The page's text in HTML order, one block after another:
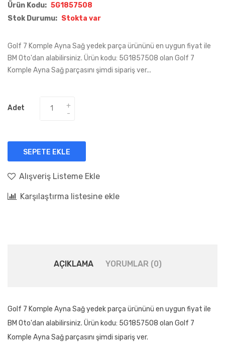
Ürün Kodu: 5G1857508
Stok Durumu: Stokta var
Golf 7 Komple Ayna Sağ yedek parça ürününü en uygun fiyat ile
BM Oto'dan alabilirsiniz. Ürün kodu: 5G1857508 olan Golf 7
Komple Ayna Sağ parçasını şimdi sipariş ver...
Adet
SEPETE EKLE
Alışveriş Listeme Ekle
Karşılaştırma listesine ekle
AÇIKLAMA YORUMLAR (0)
Golf 7 Komple Ayna Sağ yedek parça ürününü en uygun fiyat ile
BM Oto'dan alabilirsiniz. Ürün kodu: 5G1857508 olan Golf 7
Komple Ayna Sağ parçasını şimdi sipariş ver.